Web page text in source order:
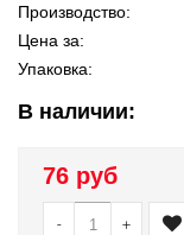
Производство:
Цена за:
Упаковка:
В наличии:
76 руб
- +